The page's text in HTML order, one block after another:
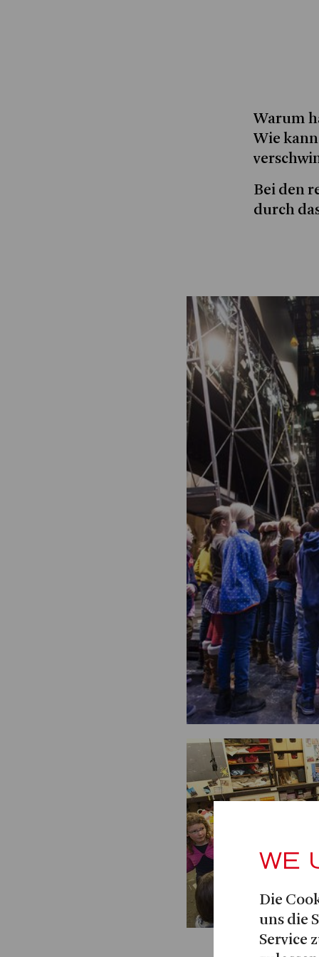
Warum
Wie
Bei den
durch
WE
Die
uns die
Service